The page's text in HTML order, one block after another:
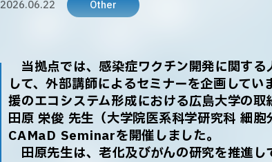
2026.06.22 Other
当拠点では、感染症ワクチン開発に関す
して、外部講師によるセミナーを企画して
援のエコシステム形成における広島大学の
田原 栄俊 先生（大学院医系科学研究科 細
CAMaD Seminarを開催しました。
田原先生は、老化及びがんの研究を推進